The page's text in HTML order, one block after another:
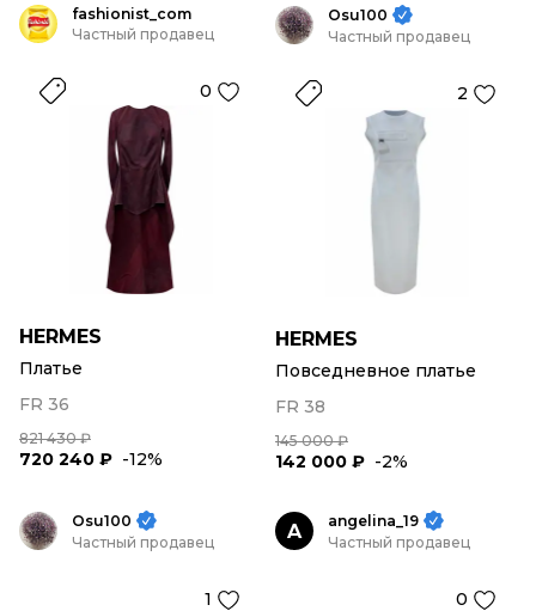
fashionist_com
Частный продавец
0
HERMES
Платье
FR 36
821 430 ₽
720 240 ₽ -12%
Osu100
Частный продавец
2
HERMES
Повседневное платье
FR 38
145 000 ₽
142 000 ₽ -2%
Osu100
Частный продавец
1
A
angelina_19
Частный продавец
0